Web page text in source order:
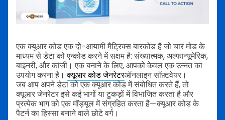
एक क्यूआर कोड एक दो-आयामी मैट्रिक्स बारकोड है जो चार मोड के
माध्यम से डेटा को एन्कोड करने में सक्षम है: संख्यात्मक, अल्फान्यूमेरिक,
बाइनरी, और कांजी। एक बनाने के लिए, आपको केवल एक उन्नत का
उपयोग करना है।क्यूआर कोड जेनरेटरऑनलाइन सॉफ़्टवेयर।
जब आप अपने डेटा को एक क्यूआर कोड में संबोधित करते हैं, तो
क्यूआर जेनरेटर इसे कई भागों या टुकड़ों में विभाजित करता है और
प्रत्येक भाग को एक मॉड्यूल में संग्रहित करता है—क्यूआर कोड के
पैटर्न का हिस्सा बनाने वाले छोटे वर्ग।